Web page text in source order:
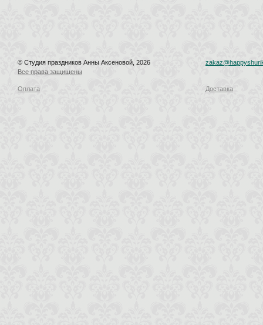
© Студия праздников Анны Аксеновой, 2026
Все права защищены
Оплата Доставка